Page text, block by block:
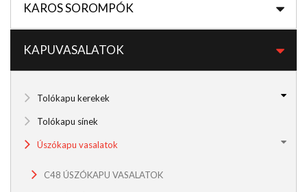
KAROS SOROMPÓK
KAPUVASALATOK
Tolókapu kerekek
Tolókapu sínek
Úszókapu vasalatok
C48 ÚSZÓKAPU VASALATOK